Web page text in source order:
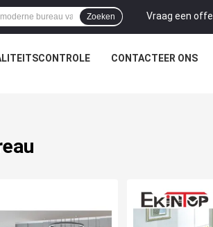
Vraag een
Zoeken
CONTACTEER ONS